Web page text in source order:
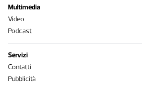
Multimedia
Video
Podcast
Servizi
Contatti
Pubblicità